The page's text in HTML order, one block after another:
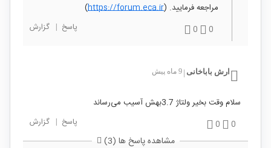
مراجعه فرمایید. (https://forum.eca.ir
)
0
0 پاسخ | گزارش
ارش باباخانی 9 ماه پیش
سلام وقت بخیر ولتاژ 3.7بهش آسیب می‌رساند
0
0 پاسخ | گزارش
مشاهده پاسخ ها (3)